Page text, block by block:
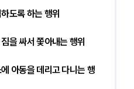
도록 하는 행위
을 싸서 쫓아내는 행위
아동을 데리고 다니는 행